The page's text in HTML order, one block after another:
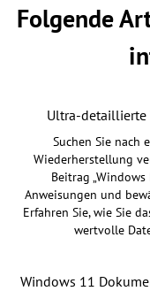
Folgende
Ultra-detaillierte
Suchen Sie nach
Wiederherstellung
Beitrag
Anweisungen und
Erfahren Sie, wie Sie
wertvolle
Windows 11